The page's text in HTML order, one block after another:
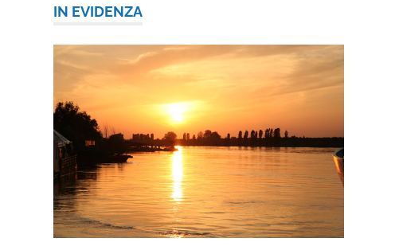
IN EVIDENZA